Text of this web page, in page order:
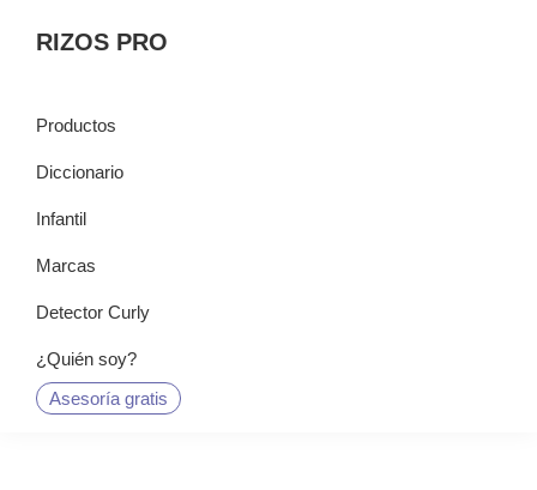
navegación
principal
barra
RIZOS PRO
Productos
Diccionario
Infantil
Marcas
Detector Curly
¿Quién soy?
Asesoría gratis